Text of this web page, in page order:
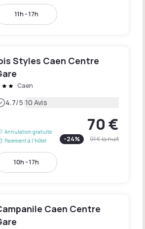
11h - 17h
Styles Caen Centre
Caen
4.7/5|10 Avis
Annulation gratuite
Paiement à l'hôtel
70 €
-24% 91 €la nuit
10h - 17h
Caen Centre